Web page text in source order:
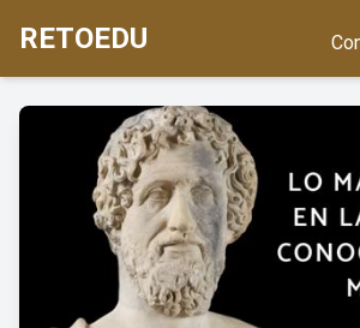
RETOEDU